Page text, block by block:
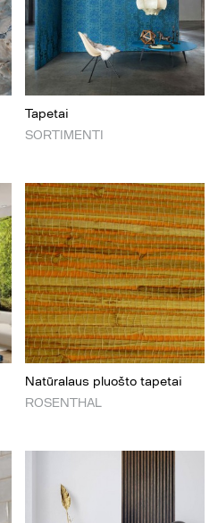
Tapetai
SORTIMENTI
Natūralaus pluošto tapetai
ROSENTHAL